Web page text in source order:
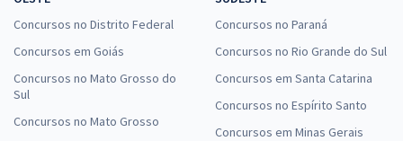
Concursos no Distrito Federal
Concursos em Goiás
Concursos no Mato Grosso do
Sul
Concursos no Mato Grosso
Concursos no Paraná
Concursos no Rio Grande do Sul
Concursos em Santa Catarina
Concursos no Espírito Santo
Concursos em Minas Gerais